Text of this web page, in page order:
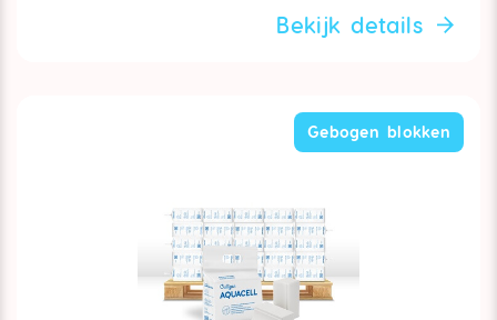
Bekijk details
Gebogen blokken